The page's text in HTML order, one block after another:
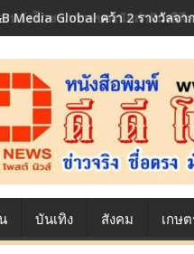
Media Global คว้า 2 รางวัลจ
งหลังโภชนาการของนักล่าฝัน ซีพี
บันเทิง สังคม เกษ